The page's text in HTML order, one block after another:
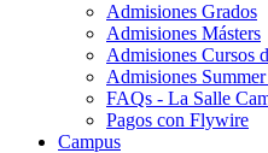
Admisiones Grados
Admisiones Másters
Admisiones Cursos
Admisiones
FAQs - La Salle
Pagos con Flywire
Campus